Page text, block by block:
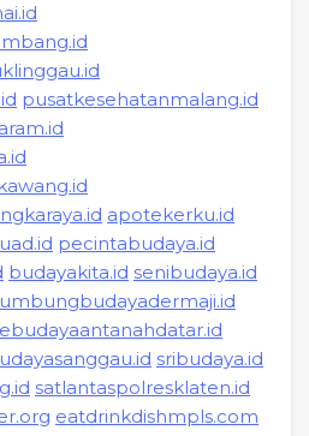
pusatkesehatanmalang.id
apotekerku.id
pecintabudaya.id
budayakita.id senibudaya.id
sribudaya.id
satlantaspolresklaten.id
eatdrinkdishmpls.com